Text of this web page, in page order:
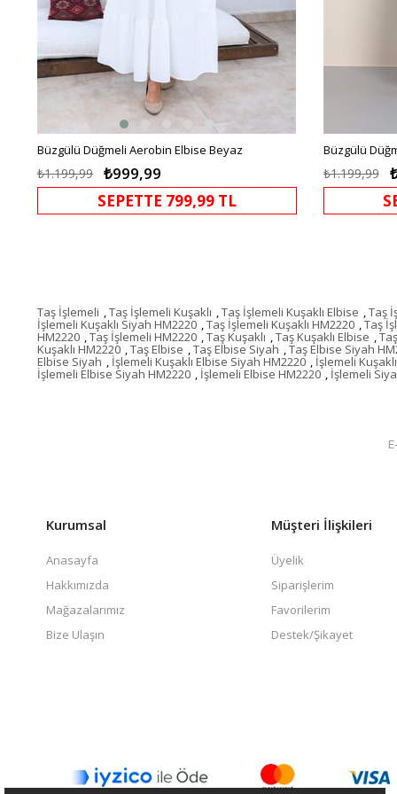
Büzgülü Düğmeli Aerobin Elbise Beyaz
₺999,99
₺1.199,99
SEPETTE 799,99 TL
Büzgülü
₺1.199,99
Taş İşlemeli ,Taş İşlemeli Kuşaklı ,Taş İşlemeli Kuşaklı Elbise ,Taş
İşlemeli Kuşaklı Siyah HM2220 ,Taş İşlemeli Kuşaklı HM2220 ,Taş
HM2220 ,Taş İşlemeli HM2220 ,Taş Kuşaklı ,Taş Kuşaklı Elbise ,
Kuşaklı HM2220 ,Taş Elbise ,Taş Elbise Siyah ,Taş Elbise Siyah
Elbise Siyah , İşlemeli Kuşaklı Elbise Siyah HM2220 , İşlemeli
İşlemeli Elbise Siyah HM2220 , İşlemeli Elbise HM2220 , İşlemeli
Kurumsal
Anasayfa
Hakkımızda
Mağazalarımız
Bize Ulaşın
Müşteri İlişkileri
Üyelik
Siparişlerim
Favorilerim
Destek/Şikayet